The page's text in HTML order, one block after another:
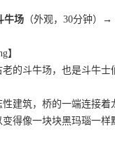
牛场 （外观，30分钟）→
】
的斗牛场，也是斗牛
建筑，桥的一端连接
得像一块块黑玛瑙一